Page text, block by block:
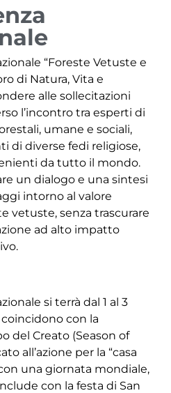
“Foreste Vetuste e
di Natura, Vita e
alle sollecitazioni
l’incontro tra esperti di
umane e sociali,
di diverse fedi religiose,
da tutto il mondo.
un dialogo e una sintesi
intorno al valore
vetuste, senza trascurare
ad alto impatto
si terrà dal 1 al 3
con la
del Creato (Season of
all’azione per la “casa
una giornata mondiale,
con la festa di San